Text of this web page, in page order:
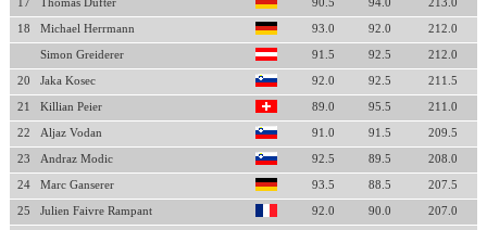
17 Thomas Dufter 90.5 94.0 213.0
18 Michael Herrmann 93.0 92.0 212.0
Simon Greiderer 91.5 92.5 212.0
20 Jaka Kosec 92.0 92.5 211.5
21 Killian Peier 89.0 95.5 211.0
22 Aljaz Vodan 91.0 91.5 209.5
23 Andraz Modic 92.5 89.5 208.0
24 Marc Ganserer 93.5 88.5 207.5
25 Julien Faivre Rampant 92.0 90.0 207.0